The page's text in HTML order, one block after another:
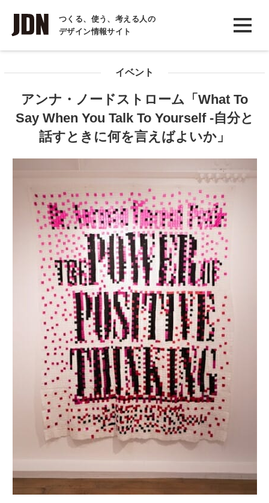
つくる、使う、考える人の
デザイン情報サイト
INTERVIEW
インタビュー
COLUMN
コラム
イベント
アンナ・ノードストローム「What To
Say When You Talk To Yourself -自分と
話すときに何を言えばよいか」